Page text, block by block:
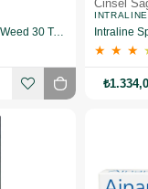
Natuwell Horny Goat Weed 30 Tablet
Cinsel
INTRALINE
Intraline
★ ★ ★